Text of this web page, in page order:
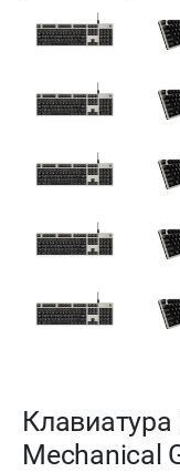
Mechanical